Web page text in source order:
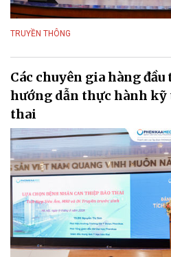
TRUYỀN THÔNG
Các chuyên gia hàng
hướng dẫn thực hành kỹ
thai